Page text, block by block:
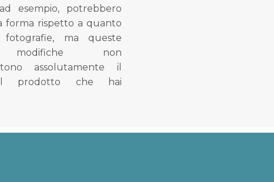
esempio, potrebbero
forma rispetto a quanto
ma queste
modifiche non
assolutamente il
prodotto che hai